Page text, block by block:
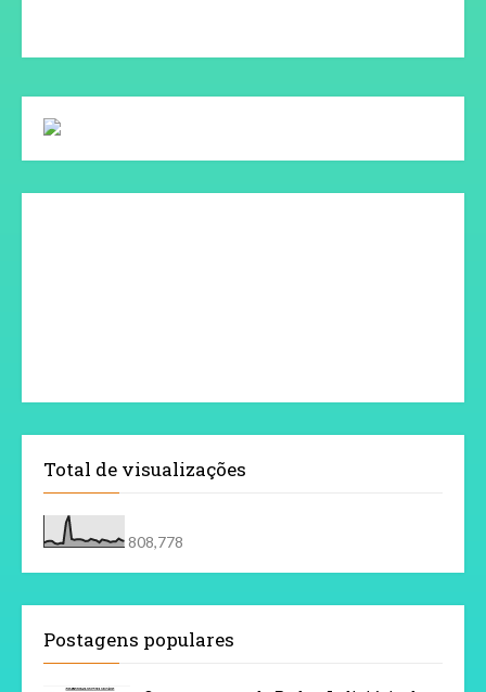
Total de visualizações
808,778
Postagens populares